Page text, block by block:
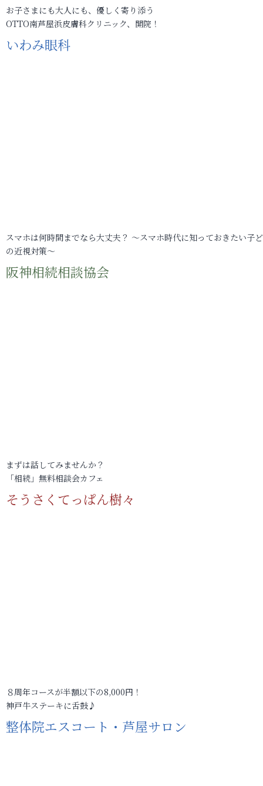
お子さまにも大人にも、優しく寄り添う
OTTO南芦屋浜皮膚科クリニック、開院！
いわみ眼科
スマホは何時間までなら大丈夫？ ～スマホ時代に知っておきたい子
の近視対策～
阪神相続相談協会
まずは話してみませんか？
「相続」無料相談会カフェ
そうさくてっぱん樹々
８周年コースが半額以下の8,000円！
神戸牛ステーキに舌鼓♪
整体院エスコート・芦屋サロン